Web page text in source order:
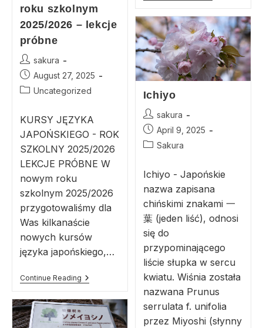
roku szkolnym
2025/2026 – lekcje
próbne
sakura
August 27, 2025
Uncategorized
KURSY JĘZYKA
JAPOŃSKIEGO - ROK
SZKOLNY 2025/2026
LEKCJE PRÓBNE W
nowym roku
szkolnym 2025/2026
przygotowaliśmy dla
Was kilkanaście
nowych kursów
języka japońskiego,…
Continue Reading
Ichiyo
sakura
April 9, 2025
Sakura
Ichiyo - Japońskie
nazwa zapisana
chińskimi znakami 一
葉 (jeden liść), odnosi
się do
przypominającego
liście słupka w sercu
kwiatu. Wiśnia została
nazwana Prunus
serrulata f. unifolia
przez Miyoshi (słynny